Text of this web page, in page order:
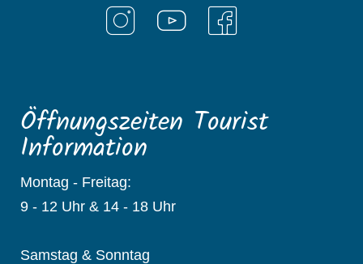
Öffnungszeiten Tourist
Information
Montag - Freitag:
9 - 12 Uhr & 14 - 18 Uhr
Samstag & Sonntag